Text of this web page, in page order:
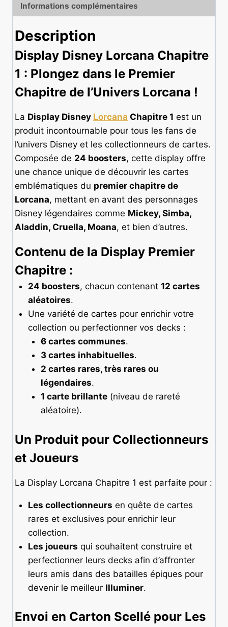
Informations complémentaires
Description
Display Disney Lorcana Chapitre
1 : Plongez dans le Premier
Chapitre de l’Univers Lorcana !
La Display Disney Lorcana Chapitre 1 est un
produit incontournable pour tous les fans de
l’univers Disney et les collectionneurs de cartes.
Composée de 24 boosters, cette display offre
une chance unique de découvrir les cartes
emblématiques du premier chapitre de
Lorcana, mettant en avant des personnages
Disney légendaires comme Mickey, Simba,
Aladdin, Cruella, Moana, et bien d’autres.
Contenu de la Display Premier
Chapitre :
24 boosters, chacun contenant 12 cartes
aléatoires.
Une variété de cartes pour enrichir votre
collection ou perfectionner vos decks :
6 cartes communes.
3 cartes inhabituelles.
2 cartes rares, très rares ou
légendaires.
1 carte brillante (niveau de rareté
aléatoire).
Un Produit pour Collectionneurs
et Joueurs
La Display Lorcana Chapitre 1 est parfaite pour :
Les collectionneurs en quête de cartes
rares et exclusives pour enrichir leur
collection.
Les joueurs qui souhaitent construire et
perfectionner leurs decks afin d’affronter
leurs amis dans des batailles épiques pour
devenir le meilleur Illuminer.
Envoi en Carton Scellé pour Les